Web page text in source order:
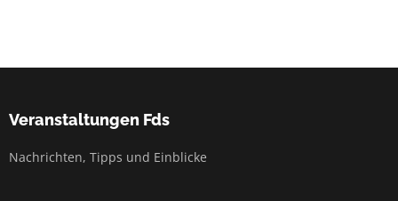
Veranstaltungen Fds
Nachrichten, Tipps und Einblicke